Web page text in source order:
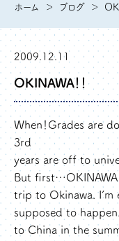
ホーム ブログ
2009.12.11
OKINAWA！！
When！Grades are
3rd
years are off to
But first…OKINAWA
trip to Okinawa. I’m
supposed to
to China in the